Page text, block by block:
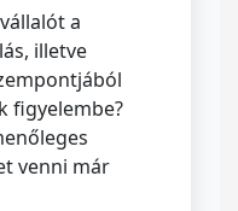
a
illetve
figyelembe?
venni már